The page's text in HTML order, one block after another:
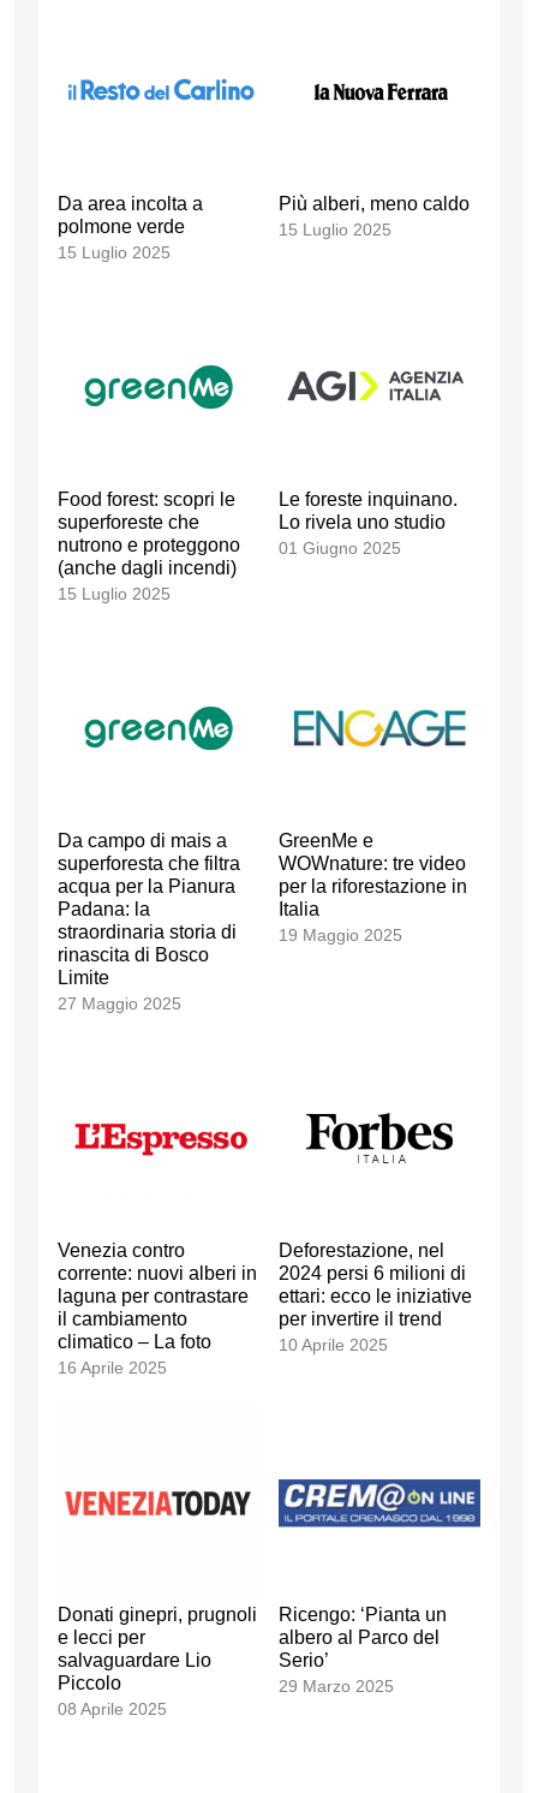
Da area incolta a
polmone verde
15 Luglio 2025
Più alberi, meno caldo
15 Luglio 2025
Food forest: scopri le
superforeste che
nutrono e proteggono
(anche dagli incendi)
15 Luglio 2025
Le foreste inquinano.
Lo rivela uno studio
01 Giugno 2025
Da campo di mais a
superforesta che filtra
acqua per la Pianura
Padana: la
straordinaria storia di
rinascita di Bosco
Limite
27 Maggio 2025
GreenMe e
WOWnature: tre video
per la riforestazione in
Italia
19 Maggio 2025
Venezia contro
corrente: nuovi alberi in
laguna per contrastare
il cambiamento
climatico – La foto
16 Aprile 2025
Deforestazione, nel
2024 persi 6 milioni di
ettari: ecco le iniziative
per invertire il trend
10 Aprile 2025
Donati ginepri, prugnoli
e lecci per
salvaguardare Lio
Piccolo
08 Aprile 2025
Ricengo: ‘Pianta un
albero al Parco del
Serio’
29 Marzo 2025